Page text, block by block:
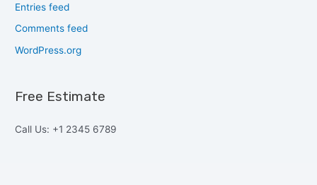
Entries feed
Comments feed
WordPress.org
Free Estimate
Call Us: +1 2345 6789